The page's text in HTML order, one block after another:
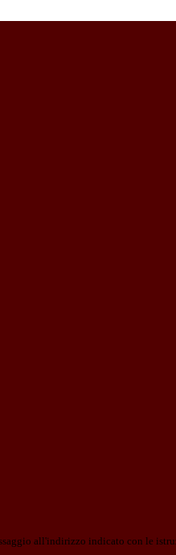
all'indirizzo indicato con le